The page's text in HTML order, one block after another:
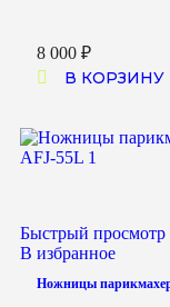
8 000 ₽
В КОРЗИНУ
Быстрый просмотр
В избранное
Ножницы